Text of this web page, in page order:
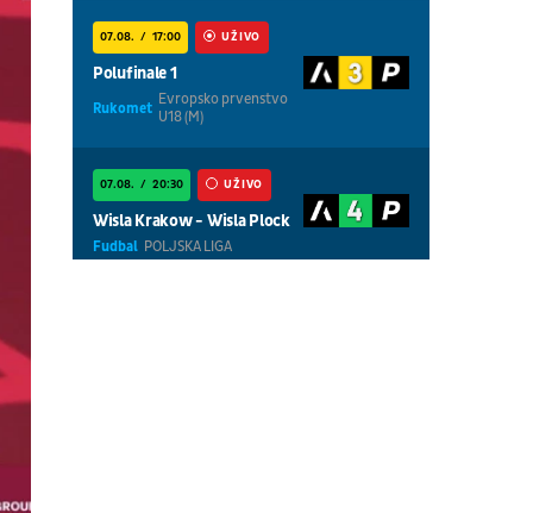
07.08. 17:00 UŽIVO
Polufinale 1
Rukomet Evropsko prvenstvo
U18 (M)
07.08. 20:30 UŽIVO
Wisla Krakow - Wisla Plock
Fudbal POLJSKA LIGA